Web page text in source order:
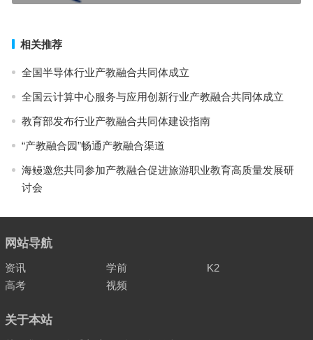
相关推荐
全国半导体行业产教融合共同体成立
全国云计算中心服务与应用创新行业产教融合共同体成立
教育部发布行业产教融合共同体建设指南
“产教融合园”畅通产教融合渠道
海鳗邀您共同参加产教融合促进旅游职业教育高质量发展研
讨会
网站导航
资讯 学前
K2
高考
视频
关于本站